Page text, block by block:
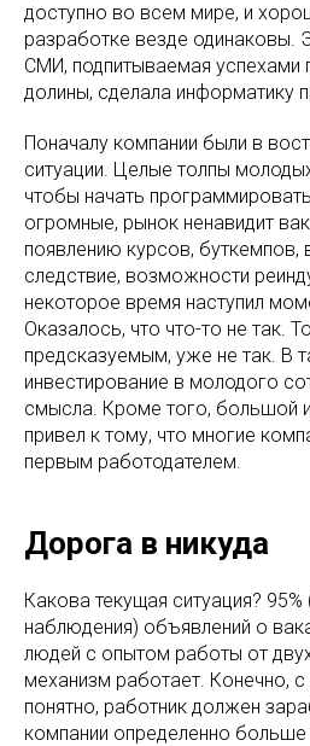
доступно во всем мире, и
разработке везде одинаковы.
СМИ, подпитываемая успехами
долины, сделала информатику
Поначалу компании были в
ситуации. Целые толпы
чтобы начать
огромные, рынок ненавидит
появлению курсов, буткемпов,
следствие, возможности
некоторое время наступил
Оказалось, что что-то не так.
предсказуемым, уже не так. В
инвестирование в молодого
смысла. Кроме того, большой
привел к тому, что многие
первым работодателем.
Дорога в никуда
Какова текущая ситуация?
наблюдения) объявлений о
людей с опытом работы от
механизм работает. Конечно,
понятно, работник должен
компании определенно больше